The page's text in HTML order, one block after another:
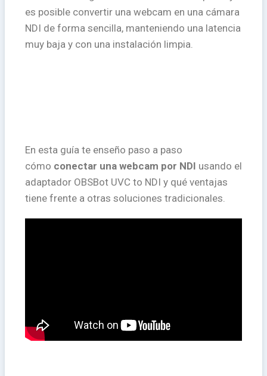
es posible convertir una webcam en una cámara
NDI de forma sencilla, manteniendo una latencia
muy baja y con una instalación limpia.
En esta guía te enseño paso a paso
cómo conectar una webcam por NDI usando el
adaptador OBSBot UVC to NDI y qué ventajas
tiene frente a otras soluciones tradicionales.